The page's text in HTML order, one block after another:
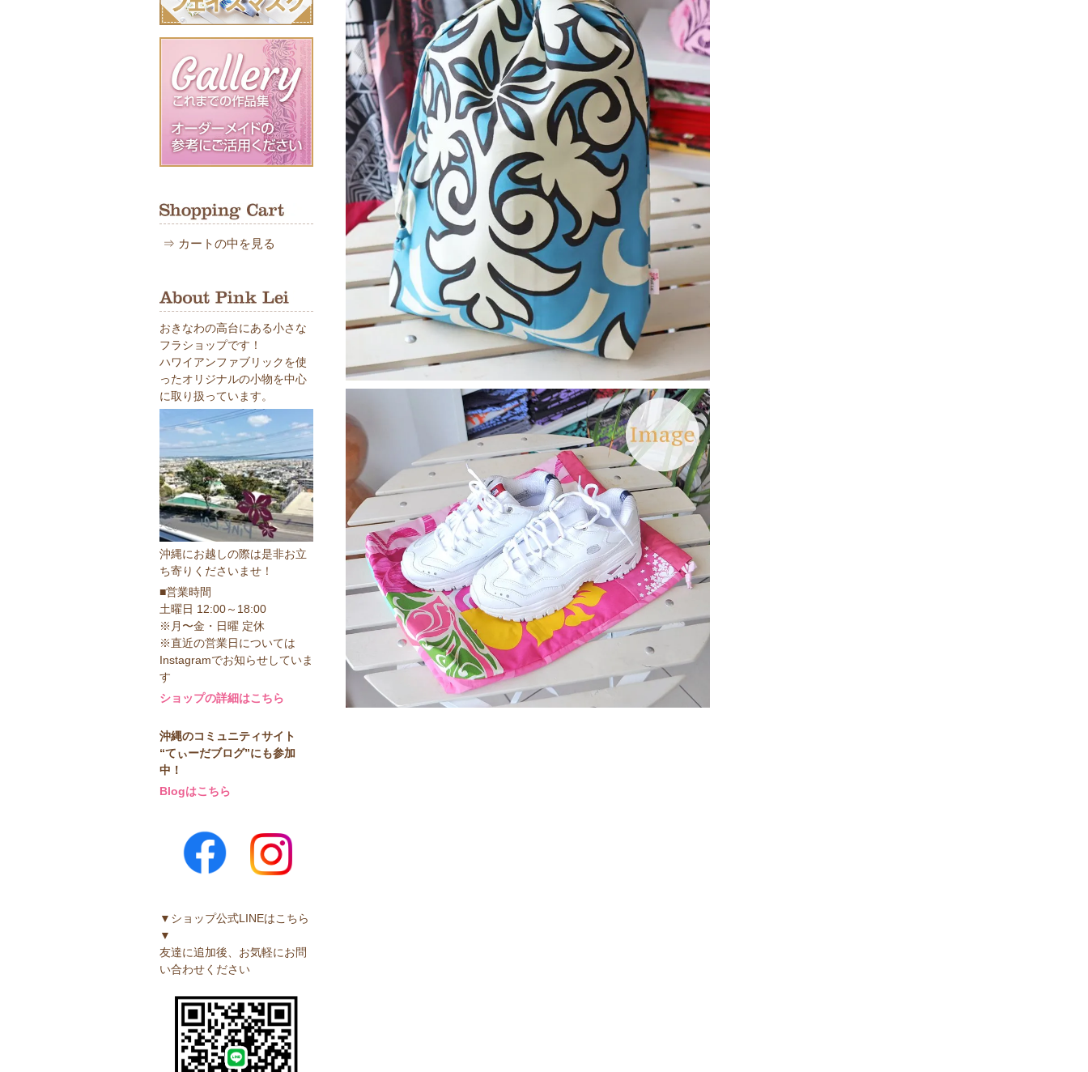
⇒ カートの中を見る
おきなわの高台にある小さな
フラショップです！
ハワイアンファブリックを使
ったオリジナルの小物を中心
に取り扱っています。
沖縄にお越しの際は是非お立
ち寄りくださいませ！
■営業時間
土曜日 12:00～18:00
※月〜金・日曜 定休
※直近の営業日については
Instagramでお知らせしていま
す
ショップの詳細はこちら
沖縄のコミュニティサイト
“てぃーだブログ”にも参加
中！
Blogはこちら
▼ショップ公式LINEはこちら
▼
友達に追加後、お気軽にお問
い合わせください